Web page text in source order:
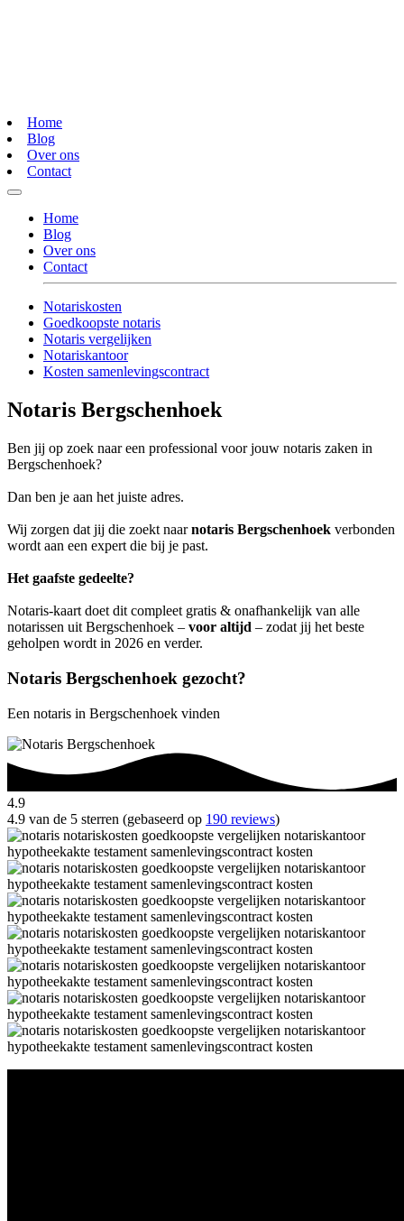
Home
Blog
Over ons
Contact
Home
Blog
Over ons
Contact
Notariskosten
Goedkoopste notaris
Notaris vergelijken
Notariskantoor
Kosten samenlevingscontract
Notaris Bergschenhoek
Ben jij op zoek naar een professional voor jouw notaris zaken in
Bergschenhoek?
Dan ben je aan het juiste adres.
Wij zorgen dat jij die zoekt naarnotaris Bergschenhoek verbonden
wordt aan een expert die bij je past.
Het gaafste gedeelte?
Notaris-kaart doet dit compleet gratis & onafhankelijk van alle
notarissen uit Bergschenhoek – voor altijd – zodat jij het beste
geholpen wordt in 2026 en verder.
Notaris Bergschenhoek gezocht?
Een notaris in Bergschenhoek vinden
4.9
4.9 van de 5 sterren (gebaseerd op 190 reviews)